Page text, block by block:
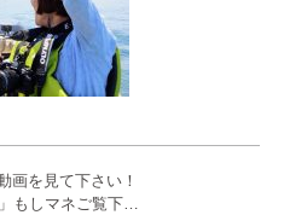
画を見て下さい！
もしマネご覧下…